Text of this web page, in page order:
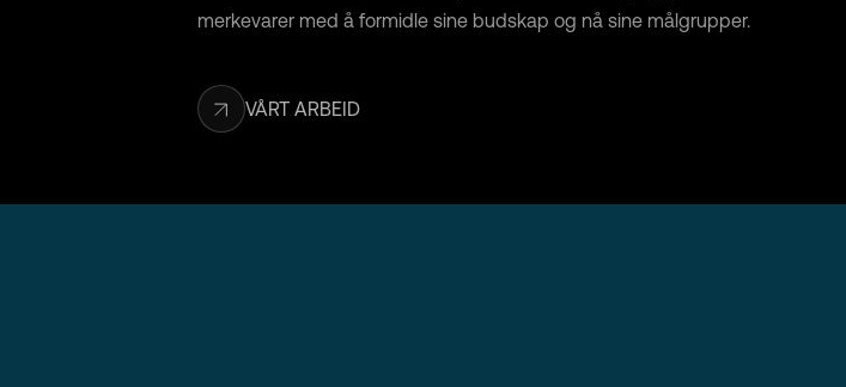
merkevarer med å formidle sine budskap og nå sine målgrupper.
VÅRT ARBEID